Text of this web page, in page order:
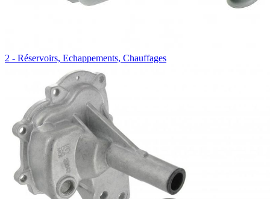
2 - Réservoirs, Echappements, Chauffages